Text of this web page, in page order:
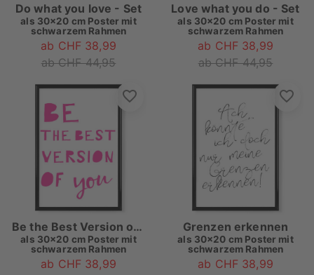
Do what you love - Set
als 30x20 cm Poster mit
schwarzem Rahmen
ab CHF 38,99
ab CHF 44,95
Love what you do - Set
als 30x20 cm Poster mit
schwarzem Rahmen
ab CHF 38,99
ab CHF 44,95
Be the Best Version of You
als 30x20 cm Poster mit
schwarzem Rahmen
ab CHF 38,99
Grenzen erkennen
als 30x20 cm Poster mit
schwarzem Rahmen
ab CHF 38,99